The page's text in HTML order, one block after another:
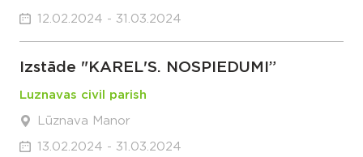
12.02.2024 - 31.03.2024
Izstāde "KAREL'S. NOSPIEDUMI”
Luznavas civil parish
Lūznava Manor
13.02.2024 - 31.03.2024